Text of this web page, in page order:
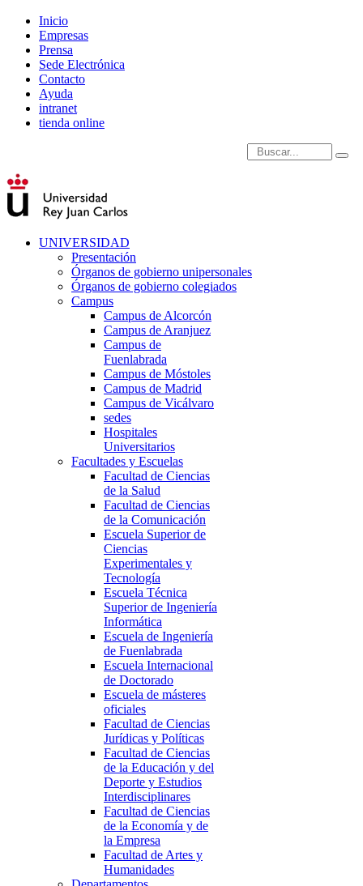
Inicio
Empresas
Prensa
Sede Electrónica
Contacto
Ayuda
intranet
tienda online
Introduce términos de
UNIVERSIDAD
Presentación
Órganos de gobierno unipersonales
Órganos de gobierno colegiados
Campus
Campus de Alcorcón
Campus de Aranjuez
Campus de
Fuenlabrada
Campus de Móstoles
Campus de Madrid
Campus de Vicálvaro
sedes
Hospitales
Universitarios
Facultades y Escuelas
Facultad de Ciencias
de la Salud
Facultad de Ciencias
de la Comunicación
Escuela Superior de
Ciencias
Experimentales y
Tecnología
Escuela Técnica
Superior de Ingeniería
Informática
Escuela de Ingeniería
de Fuenlabrada
Escuela Internacional
de Doctorado
Escuela de másteres
oficiales
Facultad de Ciencias
Jurídicas y Políticas
Facultad de Ciencias
de la Educación y del
Deporte y Estudios
Interdisciplinares
Facultad de Ciencias
de la Economía y de
la Empresa
Facultad de Artes y
Humanidades